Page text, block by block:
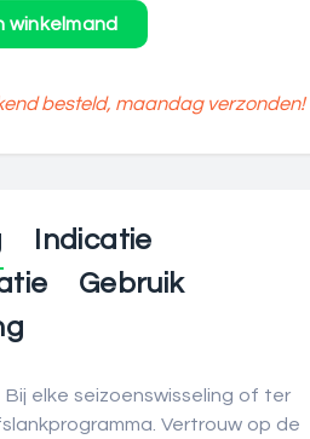
besteld, maandag verzonden!
Indicatie
Gebruik
Bij elke seizoenswisseling of ter
Vertrouw op de